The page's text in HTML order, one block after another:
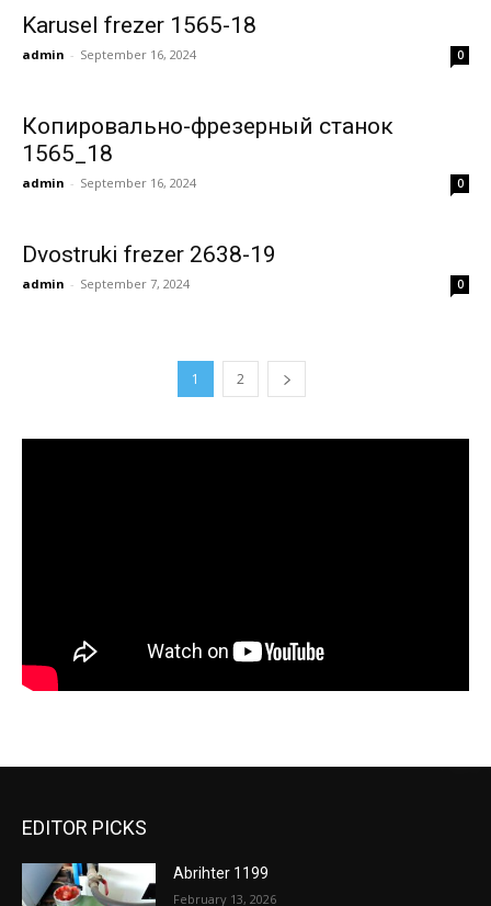
Karusel frezer 1565-18
admin - September 16, 2024 0
Копировально-фрезерный станок
1565_18
admin - September 16, 2024 0
Dvostruki frezer 2638-19
admin - September 7, 2024 0
1 2
EDITOR PICKS
Abrihter 1199
February 13, 2026